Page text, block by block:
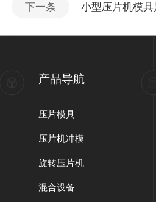
下一条 小型压片机模
产品导航
压片模具
压片机冲模
旋转压片机
混合设备